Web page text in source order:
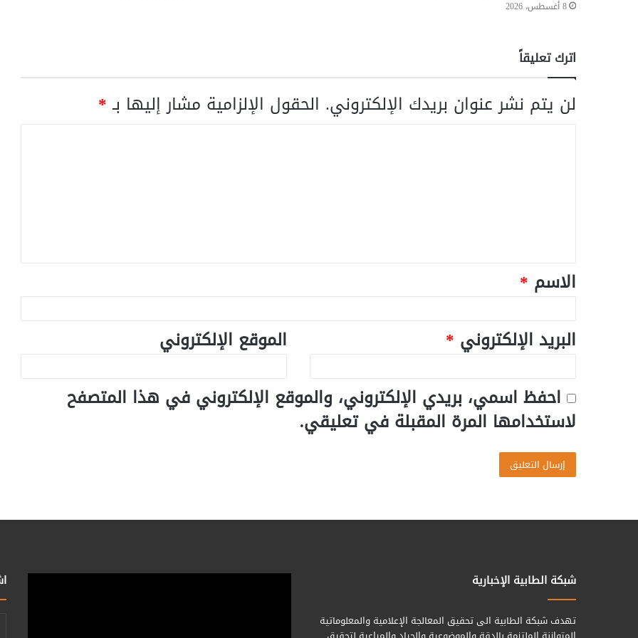
8 أغسطس، 2026
اترك تعليقاً
لن يتم نشر عنوان بريدك الإلكتروني. الحقول الإلزامية مشار إليها بـ*
الاسم *
البريد الإلكتروني *
الموقع الإلكتروني
احفظ اسمي، بريدي الإلكتروني، والموقع الإلكتروني في هذا المتصفح
لاستخدامها المرة المقبلة في تعليقي.
شبكة الطابية الإخبارية
تهدف شبكة الطابية الى تحقيق المعالجة الإعلامية والمعلوماتية